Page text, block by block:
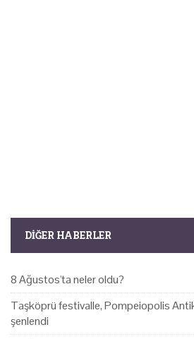
DIĞER HABERLER
8 Ağustos'ta neler oldu?
Taşköprü festivalle, Pompeiopolis
şenlendi